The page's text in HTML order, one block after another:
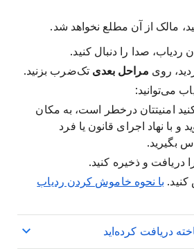
مالک از آن مطلع نخواهد شد.
ردیاب، صدا را دنبال کنید.
روی مراحل بعدی تک‌ضرب بزنید.
می‌توانید:
امنیتتان درخطر است، به مکان
و با نهاد اجرای قانون یا فرد
بگیرید.
دریافت و ذخیره کنید.
با نحوه خاموش کردن ردیاب
دریافت کرده‌اید